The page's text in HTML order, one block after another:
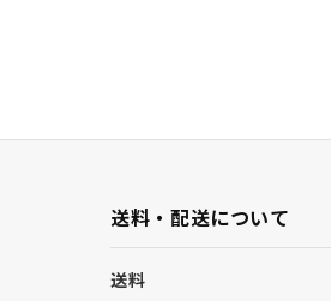
送料・配送について
送料